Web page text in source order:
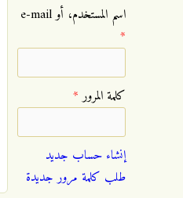
‏اسم المستخدم، أو e-mail
*
‏كلمة المرور ‏*
إنشاء حساب جديد
طلب كلمة مرور جديدة